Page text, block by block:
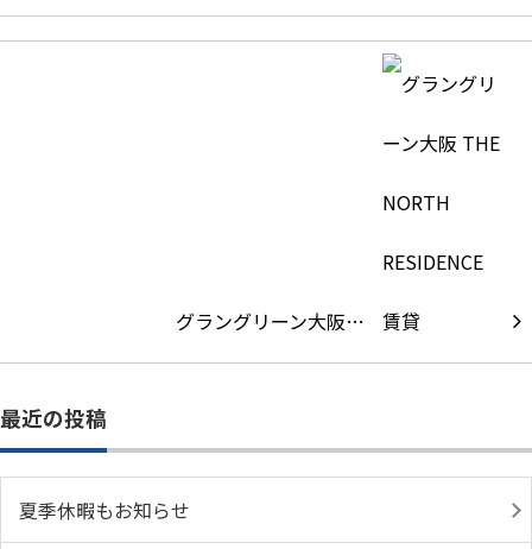
グラングリーン大阪…
最近の投稿
夏季休暇もお知らせ